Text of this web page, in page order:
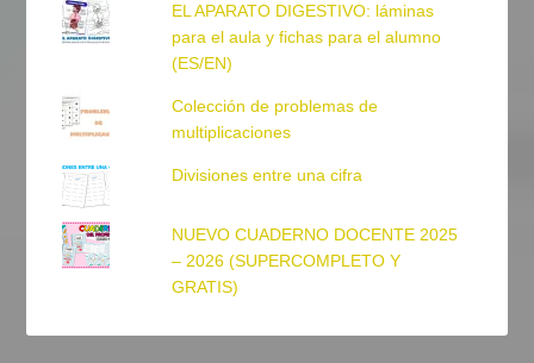
EL APARATO DIGESTIVO: láminas
para el aula y fichas para el alumno
(ES/EN)
Colección de problemas de
multiplicaciones
Divisiones entre una cifra
NUEVO CUADERNO DOCENTE 2025
– 2026 (SUPERCOMPLETO Y
GRATIS)